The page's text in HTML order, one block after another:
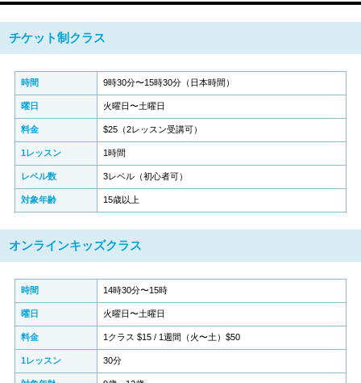
チケット制クラス
時間 9時30分〜15時30分（日本時間）
曜日 火曜日〜土曜日
料金 $25（2レッスン受講可）
1レッスン 1時間
レベル数 3レベル（初心者可）
対象年齢 15歳以上
オンラインキッズクラス
時間 14時30分〜15時
曜日 火曜日〜土曜日
料金 1クラス $15 / 1週間（火〜土）$50
1レッスン 30分